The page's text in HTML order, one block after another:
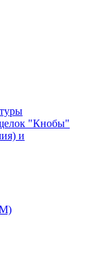
"Кнобы"
и